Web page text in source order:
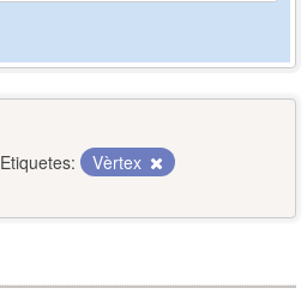
Etiquetes:
Vèrtex